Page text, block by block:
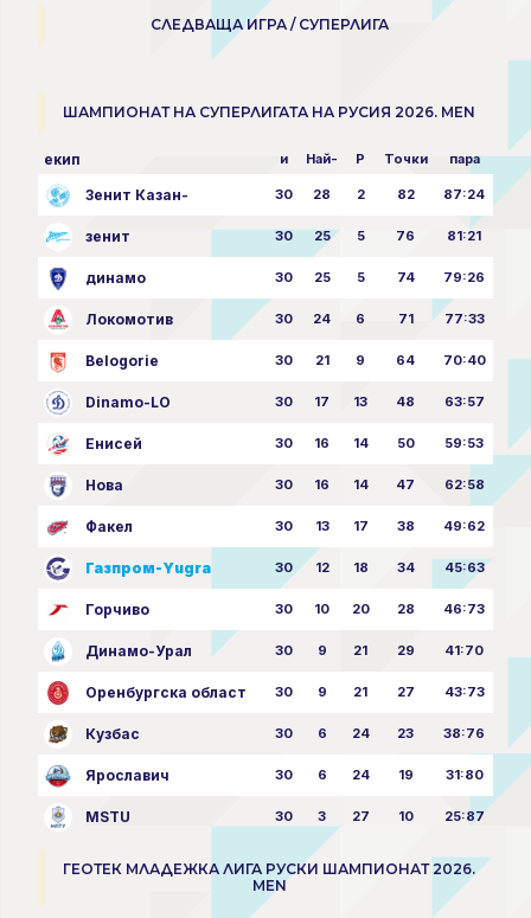
СЛЕДВАЩА ИГРА / СУПЕРЛИГА
ШАМПИОНАТ НА СУПЕРЛИГАТА НА РУСИЯ 2026. MEN
екип и Най- P Точки пара
Зенит Казан- 30 28 2 82 87:24
зенит 30 25 5 76 81:21
динамо 30 25 5 74 79:26
Локомотив 30 24 6 71 77:33
Belogorie 30 21 9 64 70:40
Dinamo-LO 30 17 13 48 63:57
Енисей 30 16 14 50 59:53
Нова 30 16 14 47 62:58
Факел 30 13 17 38 49:62
Газпром-Yugra 30 12 18 34 45:63
Горчиво 30 10 20 28 46:73
Динамо-Урал 30 9 21 29 41:70
Оренбургска област 30 9 21 27 43:73
Кузбас 30 6 24 23 38:76
Ярославич 30 6 24 19 31:80
MSTU 30 3 27 10 25:87
ГЕОТЕК МЛАДЕЖКА ЛИГА РУСКИ ШАМПИОНАТ 2026.
MEN